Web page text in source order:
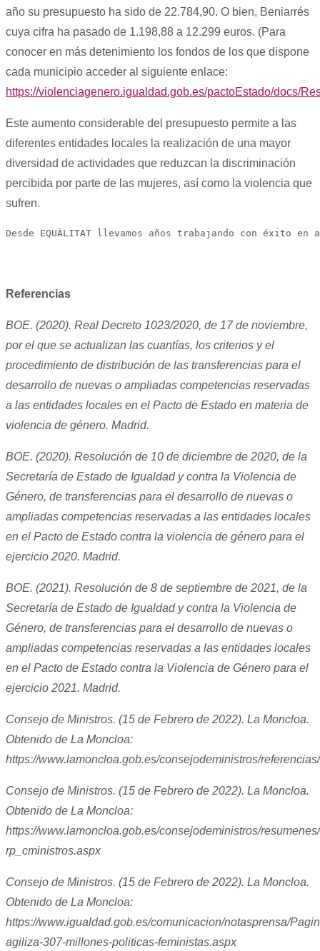
año su presupuesto ha sido de 22.784,90. O bien, Beniarrés
cuya cifra ha pasado de 1.198,88 a 12.299 euros. (Para
conocer en más detenimiento los fondos de los que dispone
cada municipio acceder al siguiente enlace:
https://violenciagenero.igualdad.gob.es/pactoEstado/docs/
Este aumento considerable del presupuesto permite a las
diferentes entidades locales la realización de una mayor
diversidad de actividades que reduzcan la discriminación
percibida por parte de las mujeres, así como la violencia que
sufren.
Desde EQUÀLITAT llevamos años trabajando con
Referencias
BOE. (2020). Real Decreto 1023/2020, de 17 de noviembre,
por el que se actualizan las cuantías, los criterios y el
procedimiento de distribución de las transferencias para el
desarrollo de nuevas o ampliadas competencias reservadas
a las entidades locales en el Pacto de Estado en materia de
violencia de género. Madrid.
BOE. (2020). Resolución de 10 de diciembre de 2020, de la
Secretaría de Estado de Igualdad y contra la Violencia de
Género, de transferencias para el desarrollo de nuevas o
ampliadas competencias reservadas a las entidades locales
en el Pacto de Estado contra la violencia de género para el
ejercicio 2020. Madrid.
BOE. (2021). Resolución de 8 de septiembre de 2021, de la
Secretaría de Estado de Igualdad y contra la Violencia de
Género, de transferencias para el desarrollo de nuevas o
ampliadas competencias reservadas a las entidades locales
en el Pacto de Estado contra la Violencia de Género para el
ejercicio 2021. Madrid.
Consejo de Ministros. (15 de Febrero de 2022). La Moncloa.
Obtenido de La Moncloa:
https://www.lamoncloa.gob.es/consejodeministros/
Consejo de Ministros. (15 de Febrero de 2022). La Moncloa.
Obtenido de La Moncloa:
https://www.lamoncloa.gob.es/consejodeministros/
rp_cministros.aspx
Consejo de Ministros. (15 de Febrero de 2022). La Moncloa.
Obtenido de La Moncloa:
https://www.igualdad.gob.es/comunicacion/notasprensa/
agiliza-307-millones-politicas-feministas.aspx